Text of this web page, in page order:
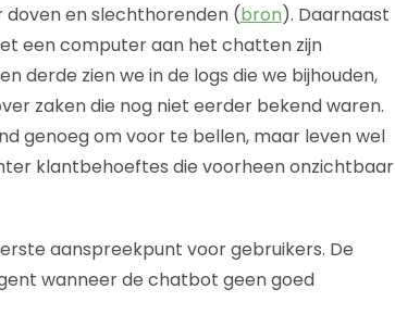
doven en slechthorenden (bron). Daarnaast
een computer aan het chatten zijn
derde zien we in de logs die we bijhouden,
zaken die nog niet eerder bekend waren.
genoeg om voor te bellen, maar leven wel
klantbehoeftes die voorheen onzichtbaar
aanspreekpunt voor gebruikers. De
wanneer de chatbot geen goed